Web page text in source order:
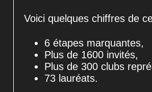
Voici quelques chiffres de
6 étapes marquantes,
Plus de 1600 invités,
Plus de 300 clubs
73 lauréats.